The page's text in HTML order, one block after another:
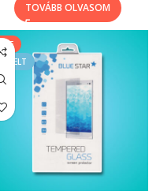
TOVÁBB OLVASOM
SALE
KIEMELT